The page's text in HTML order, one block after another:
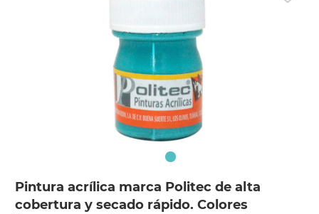
Pintura acrílica marca Politec de alta
cobertura y secado rápido. Colores